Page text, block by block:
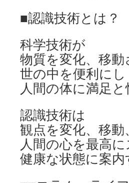
■認識技術とは？
科学技術が
物質を変化、移動
世の中を便利にし
人間の体に満足
認識技術は
観点を変化、移
人間の心を最高
健康な状態に案内